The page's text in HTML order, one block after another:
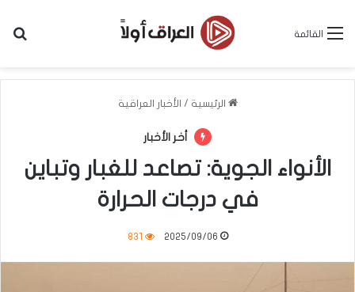
القائمة
الرئيسية / الأخبار العراقية
أخر الأخبار
الأنواء الجوية: تصاعد للغبار وتباين
في درجات الحرارة
2025/09/06
831